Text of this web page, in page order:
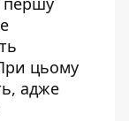
цьому
адже